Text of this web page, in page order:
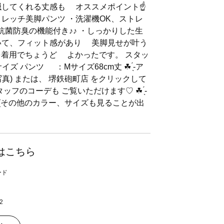
てくれる丈感も オススメポイント☝
ッチ美脚パンツ ・洗濯機OK、ストレ
菌防臭の機能付き♪♪ ・しっかりした生
、フィット感があり 美脚見せが叶う
着用でちょうど よかったです。 スタッ
イズ パンツ ：Mサイズ68cm丈 ☘ ̖́-ア
) または、 堺鉄砲町店 をクリックして
ッフのコーデも ご覧いただけます♡ ☘ ̖́-
の他のカラー、サイズも見ることが出
こちら